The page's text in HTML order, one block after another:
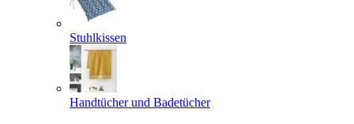
Stuhlkissen
Handtücher und Badetücher